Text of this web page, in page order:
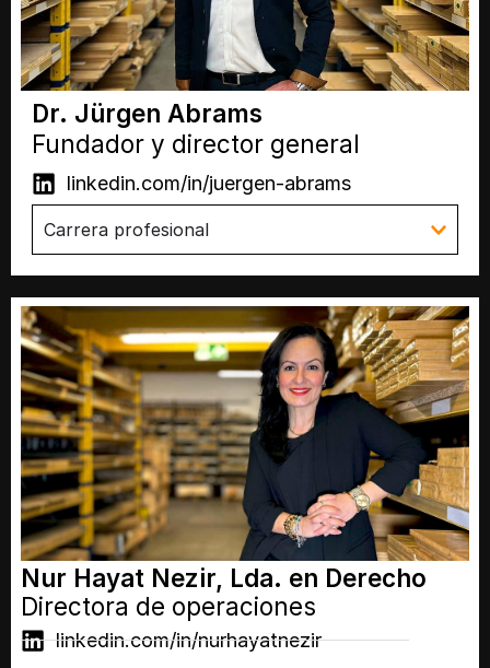
Dr. Jürgen Abrams
Fundador y director general
linkedin.com/in/juergen-abrams
Carrera profesional
Nur Hayat Nezir, Lda. en Derecho
Directora de operaciones
linkedin.com/in/nurhayatnezir